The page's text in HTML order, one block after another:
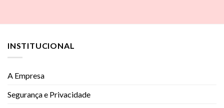
INSTITUCIONAL
A Empresa
Segurança e Privacidade